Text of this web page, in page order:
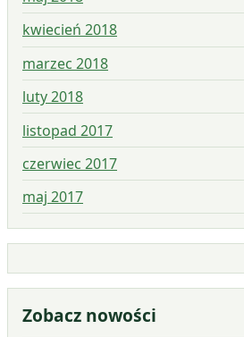
kwiecień 2018
marzec 2018
luty 2018
listopad 2017
czerwiec 2017
maj 2017
Zobacz nowości